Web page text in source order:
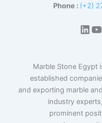
Phone : (+2)
يوتيوب
لينكد إن
Marble Stone Egypt
established
and exporting marble
industry
prominent